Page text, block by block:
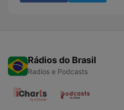
Rádios do Brasil
Radios e Podcasts